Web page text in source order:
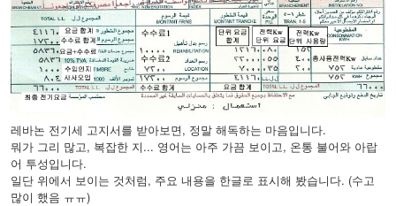
레바논 전기세 고지서를 받아보면, 정말 해독하는 마음입니다.
뭐가 그리 많고, 복잡한 지... 영어는 아주 가끔 보이고, 온통 불어와 아랍
어 투성입니다.
일단 위에서 보이는 것처럼, 주요 내용을 한글로 표시해 봤습니다. (수고
많이 했음 ㅠㅠ)